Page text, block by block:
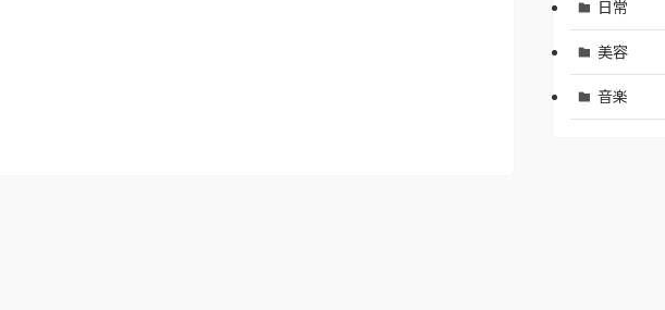
日常
美容
音楽